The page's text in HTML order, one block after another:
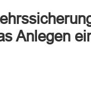
Anlegen